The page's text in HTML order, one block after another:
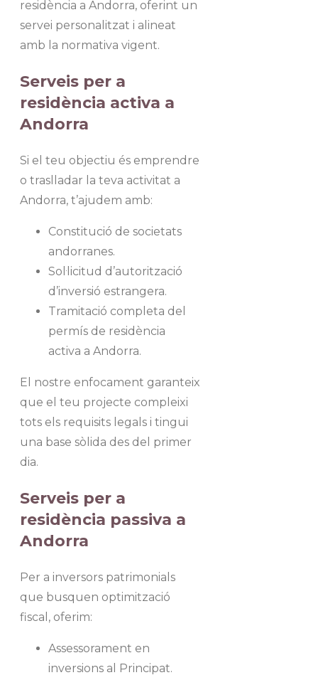
residència a Andorra, oferint un
servei personalitzat i alineat
amb la normativa vigent.
Serveis per a
residència activa a
Andorra
Si el teu objectiu és emprendre
o traslladar la teva activitat a
Andorra, t’ajudem amb:
Constitució de societats
andorranes.
Sol·licitud d’autorització
d’inversió estrangera.
Tramitació completa del
permís de residència
activa a Andorra.
El nostre enfocament garanteix
que el teu projecte compleixi
tots els requisits legals i tingui
una base sòlida des del primer
dia.
Serveis per a
residència passiva a
Andorra
Per a inversors patrimonials
que busquen optimització
fiscal, oferim:
Assessorament en
inversions al Principat.